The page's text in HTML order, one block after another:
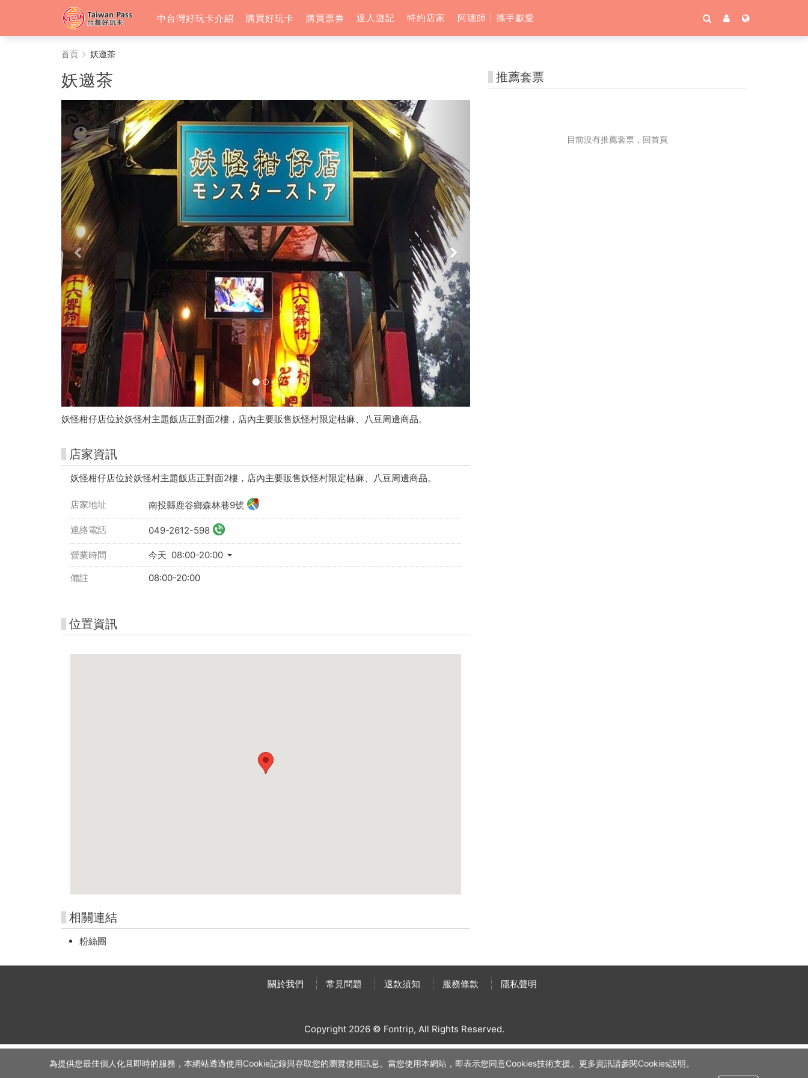
中台灣好玩卡介紹 購買好玩卡 購買票券 達人遊記 特約店家 阿聰師│攜手獻愛
首頁 妖邀茶
妖邀茶
妖怪柑仔店位於妖怪村主題飯店正對面2樓，店內主要販售妖怪村限定枯麻、八豆周邊商品。
店家資訊
妖怪柑仔店位於妖怪村主題飯店正對面2樓，店內主要販售妖怪村限定枯麻、八豆周邊商品。
店家地址 南投縣鹿谷鄉森林巷9號
連絡電話 049-2612-598
營業時間
今天 08:00-20:00
備註
08:00-20:00
位置資訊
相關連結
粉絲團
推薦套票
目前沒有推薦套票，回首頁
關於我們 常見問題 退款須知 服務條款 隱私聲明
Copyright 2026 © Fontrip, All Rights Reserved.
為提供您最佳個人化且即時的服務，本網站透過使用Cookie記錄與存取您的瀏覽使用訊息。當您使用本網站，即表示您同意Cookies技術支援。更多資訊請參閱Cookies說明。